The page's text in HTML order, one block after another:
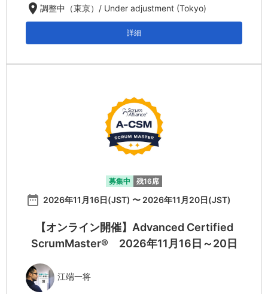
location_on調整中（東京）/ Under adjustment (Tokyo)
詳細
募集中 残16席
date_range 2026年11月16日(JST) 〜 2026年11月20日(JST)
【オンライン開催】Advanced Certified
ScrumMaster® 2026年11月16日～20日
江端一将